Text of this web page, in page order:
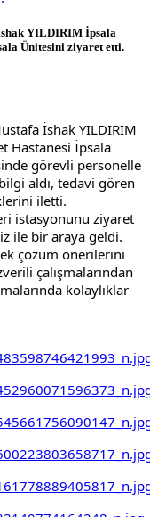
YILDIRIM İpsala
Ünitesini ziyaret etti.
İshak YILDIRIM
Hastanesi İpsala
görevli personelle
aldı, tedavi gören
iletti.
istasyonunu ziyaret
ile bir araya geldi.
çözüm önerilerini
çalışmalarından
kolaylıklar